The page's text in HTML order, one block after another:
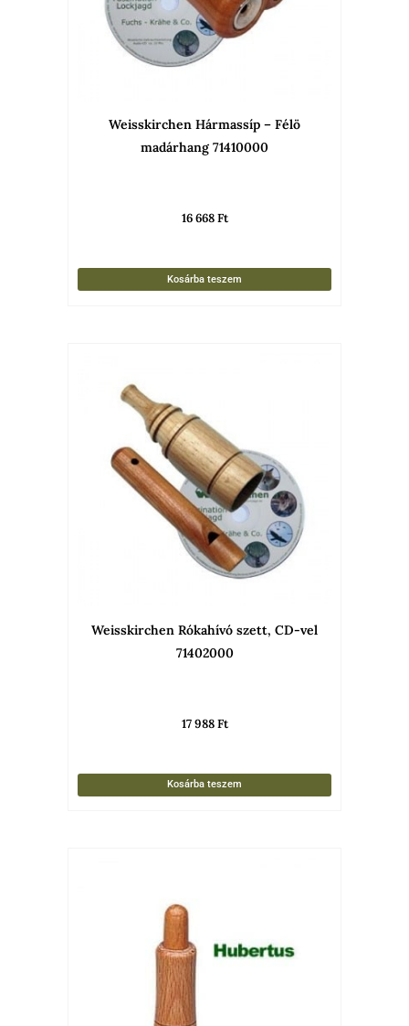
Weisskirchen Hármassíp – Félö
madárhang 71410000
16 668Ft
Kosárba teszem
Weisskirchen Rókahívó szett, CD-vel
71402000
17 988Ft
Kosárba teszem